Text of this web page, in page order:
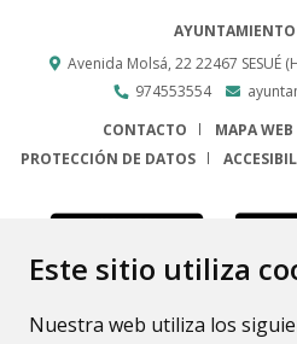
Este sitio utiliza
Nuestra web utiliza los
AYUNTAMIENTO
Avenida Molsá, 2222467 SESUÉ
974553554
CONTACTO
MAPA WEB
PROTECCIÓN DE DATOS